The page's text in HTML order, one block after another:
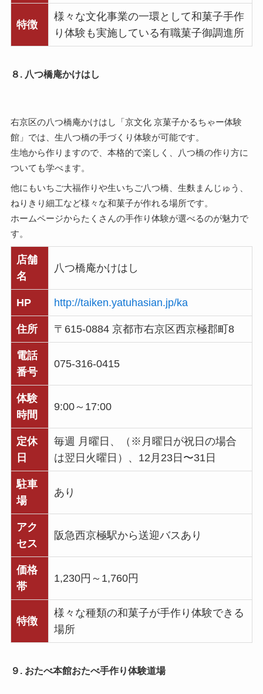
特徴
様々な文化事業の一環として和菓子手作
り体験も実施している有職菓子御調進所
８. 八つ橋庵かけはし
右京区の八つ橋庵かけはし「京文化 京菓子かるちゃー体験
館」では、生八つ橋の手づくり体験が可能です。
生地から作りますので、本格的で楽しく、八つ橋の作り方に
ついても学べます。
他にもいちご大福作りや生いちご八つ橋、生麩まんじゅう、
ねりきり細工など様々な和菓子が作れる場所です。
ホームページからたくさんの手作り体験が選べるのが魅力で
す。
店舗
名
八つ橋庵かけはし
HP http://taiken.yatuhasian.jp/ka
住所 〒615-0884 京都市右京区西京極郡町8
電話
番号
075-316-0415
体験
時間
9:00～17:00
定休
日
毎週 月曜日、（※月曜日が祝日の場合
は翌日火曜日）、12月23日〜31日
駐車
場
あり
アク
セス
阪急西京極駅から送迎バスあり
価格
帯
1,230円～1,760円
特徴
様々な種類の和菓子が手作り体験できる
場所
９. おたべ本館おたべ手作り体験道場